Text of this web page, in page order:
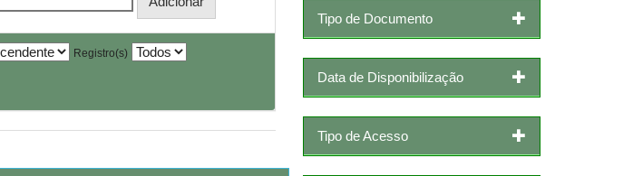
Registro(s)
Tipo de Documento
Data de Disponibilização
Tipo de Acesso